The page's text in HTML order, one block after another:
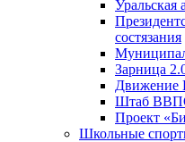
Уральская
состязания
Зарница
Движение
Штаб
Проект
Школьные